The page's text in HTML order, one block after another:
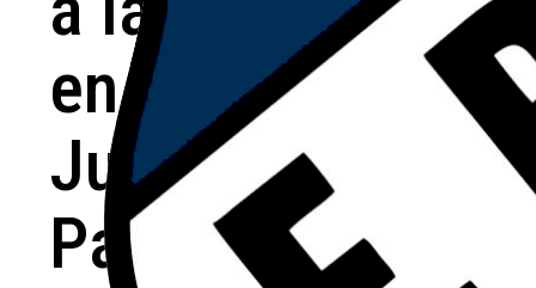
en los
Juegos
Pampeanos